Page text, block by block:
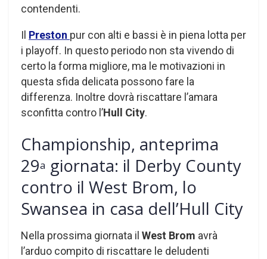
contendenti.
Il Preston pur con alti e bassi è in piena lotta per
i playoff. In questo periodo non sta vivendo di
certo la forma migliore, ma le motivazioni in
questa sfida delicata possono fare la
differenza. Inoltre dovrà riscattare l’amara
sconfitta contro l’Hull City.
Championship, anteprima
29a giornata: il Derby County
contro il West Brom, lo
Swansea in casa dell’Hull City
Nella prossima giornata il West Brom avrà
l’arduo compito di riscattare le deludenti